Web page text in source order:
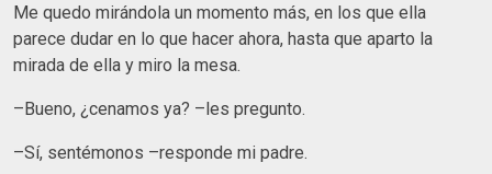
Me quedo mirándola un momento más, en los que ella
parece dudar en lo que hacer ahora, hasta que aparto la
mirada de ella y miro la mesa.
–Bueno, ¿cenamos ya? –les pregunto.
–Sí, sentémonos –responde mi padre.